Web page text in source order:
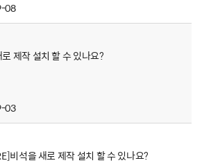
08
제작 설치 할 수 있나요?
03
비석을 새로 제작 설치 할 수 있나요?